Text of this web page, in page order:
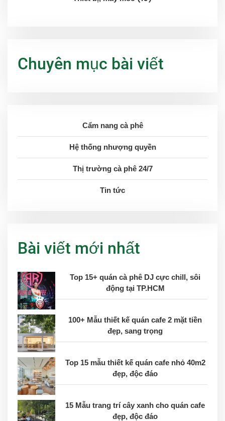
Chuyên mục bài viết
Cẩm nang cà phê
Hệ thống nhượng quyền
Thị trường cà phê 24/7
Tin tức
Bài viết mới nhất
Top 15+ quán cà phê DJ cực chill, sôi
động tại TP.HCM
100+ Mẫu thiết kế quán cafe 2 mặt tiền
đẹp, sang trọng
Top 15 mẫu thiết kế quán cafe nhỏ 40m2
đẹp, độc đáo
15 Mẫu trang trí cây xanh cho quán cafe
đẹp, độc đáo